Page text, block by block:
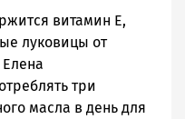
витамин Е,
луковицы от
три
масла в день для